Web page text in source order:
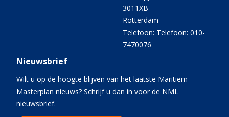
3011XB
Rotterdam
Telefoon: Telefoon: 010-
7470076
Nieuwsbrief
Wilt u op de hoogte blijven van het laatste Maritiem
Masterplan nieuws? Schrijf u dan in voor de NML
nieuwsbrief.